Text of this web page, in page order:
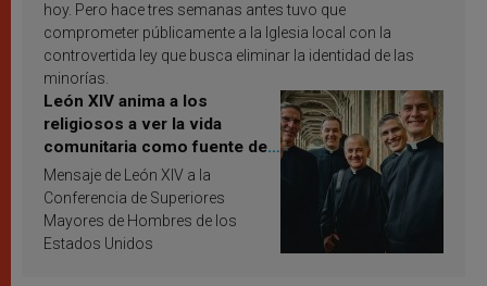
hoy. Pero hace tres semanas antes tuvo que
comprometer públicamente a la Iglesia local con la
controvertida ley que busca eliminar la identidad de las
minorías.
León XIV anima a los
religiosos a ver la vida
comunitaria como fuente de
inspiración y santificación
Mensaje de León XIV a la
Conferencia de Superiores
Mayores de Hombres de los
Estados Unidos